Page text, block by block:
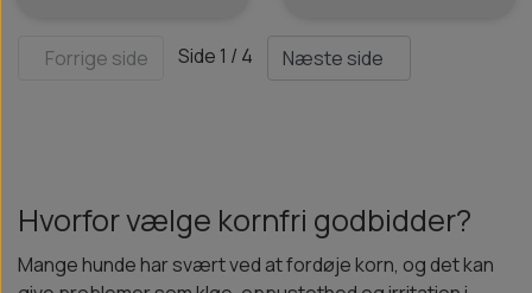
Forrige side Side 1 / 4 Næste side
Hvorfor vælge kornfri godbidder?
Mange hunde har svært ved at fordøje korn, og det kan